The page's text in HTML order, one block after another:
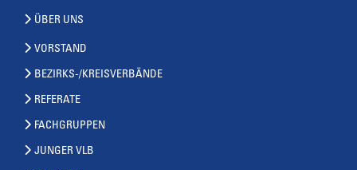
ÜBER UNS
VORSTAND
BEZIRKS-/KREISVERBÄNDE
REFERATE
FACHGRUPPEN
JUNGER VLB